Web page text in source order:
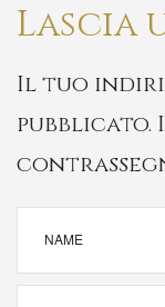
Lascia
Il tuo
pubblicato.